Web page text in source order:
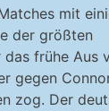
mit
der größten
frühe Aus
gegen
zog. Der